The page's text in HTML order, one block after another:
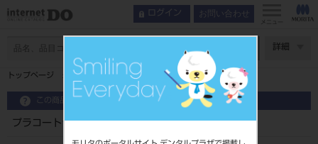
ログイン お問い合わせ
メニュー
詳細
トップページ プラコートシート ０．１㎜ ２００枚入
この商品に関するお問い合わせ
プラコートシート ０．１㎜ ２００枚入